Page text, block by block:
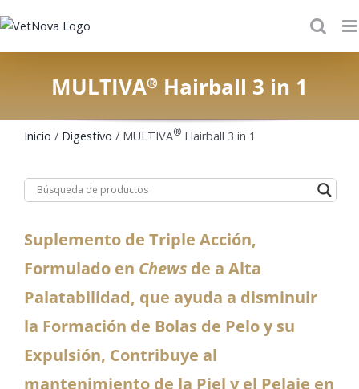
to
content
MULTIVA® Hairball 3 in 1
Inicio / Digestivo / MULTIVA® Hairball 3 in 1
Suplemento de Triple Acción,
Formulado en Chews de a Alta
Palatabilidad, que ayuda a disminuir
la Formación de Bolas de Pelo y su
Expulsión, Contribuye al
mantenimiento de la Piel y el Pelaje en